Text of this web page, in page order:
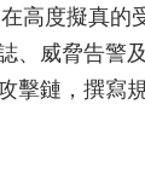
高度擬真的
、威脅告警
擊鏈，撰寫